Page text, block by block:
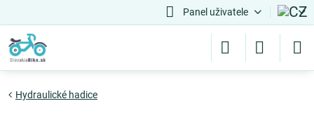
Panel uživatele
Hydraulické hadice